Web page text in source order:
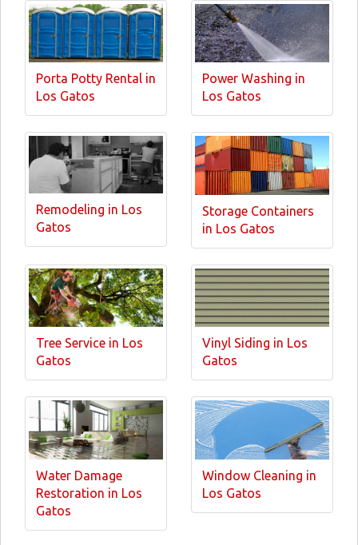
Porta Potty Rental in
Los Gatos
Power Washing in
Los Gatos
Remodeling in Los
Gatos
Storage Containers
in Los Gatos
Tree Service in Los
Gatos
Vinyl Siding in Los
Gatos
Water Damage
Restoration in Los
Gatos
Window Cleaning in
Los Gatos